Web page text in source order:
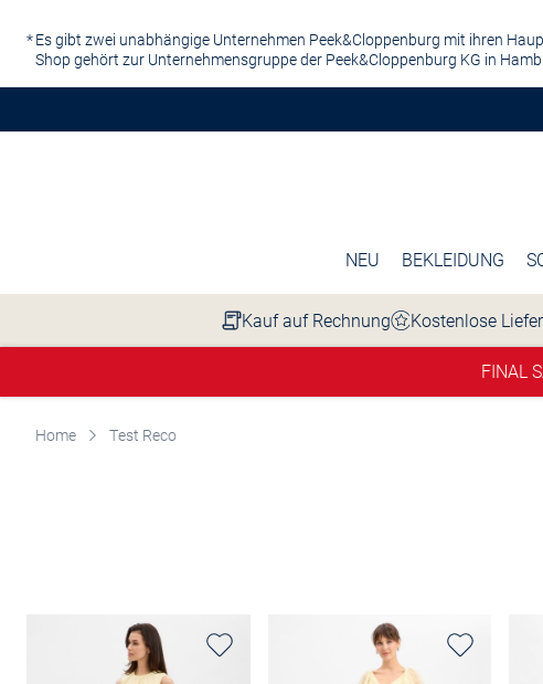
Es gibt zwei unabhängige Unternehmen Peek&Cloppenburg mit ihren
Shop gehört zur Unternehmensgruppe der Peek&Cloppenburg KG in
NEU BEKLEIDUNG
Kauf auf Rechnung Kostenlose
FINAL
Home Test Reco